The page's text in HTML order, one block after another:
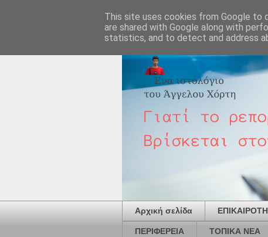
Αρχική σελίδα
ΠΕΡΙΦΕΡΕΙΑ ΤΟΠΙΚΑ ΝΕΑ
This site uses cookies from Google to
are shared with Google along with
statistics, and to detect and address